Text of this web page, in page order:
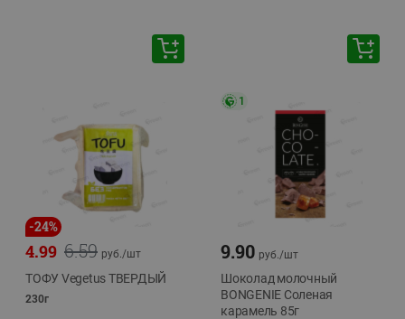
-24%
6.59
4.99 руб./шт
ТОФУ Vegetus ТВЕРДЫЙ
230г
1
9.90 руб./шт
Шоколад молочный
BONGENIE Соленая
карамель 85г